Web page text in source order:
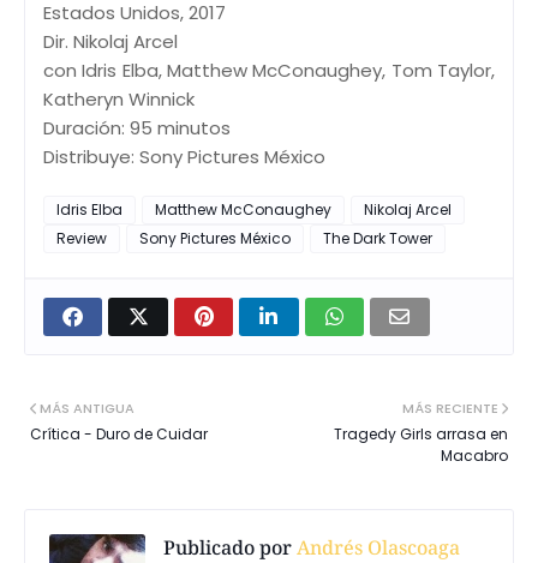
Estados Unidos, 2017
Dir. Nikolaj Arcel
con Idris Elba, Matthew McConaughey, Tom Taylor,
Katheryn Winnick
Duración: 95 minutos
Distribuye: Sony Pictures México
Idris Elba Matthew McConaughey
Nikolaj Arcel
Review
Sony Pictures México The Dark Tower
MÁS RECIENTE
Tragedy Girls arrasa en
Macabro
MÁS ANTIGUA
Crítica - Duro de Cuidar
Publicado porAndrés Olascoaga